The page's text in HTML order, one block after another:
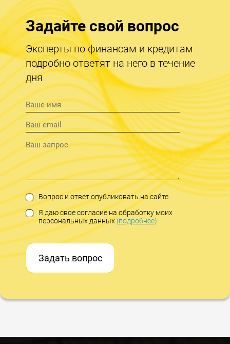
Задайте свой вопрос
Эксперты по финансам и кредитам
подробно ответят на него в течение
дня
Вопрос и ответ опубликовать на сайте
Я даю свое согласие на обработку моих
персональных данных(подробнее)
Задать вопрос